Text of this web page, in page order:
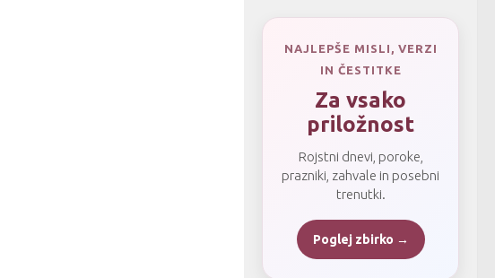
NAJLEPŠE MISLI, VERZI
IN ČESTITKE
Za vsako
priložnost
Rojstni dnevi, poroke,
prazniki, zahvale in posebni
trenutki.
Poglej zbirko →